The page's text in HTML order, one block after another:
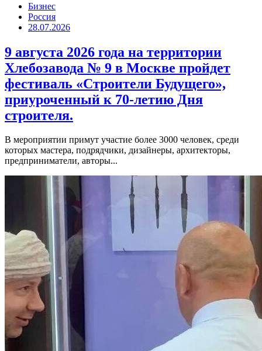
Бизнес
Россия
28.07.2026
9 августа 2026 года на территории
Хлебозавода № 9 в Москве пройдет
фестиваль «Строители Будущего»,
приуроченный к 70-летию Дня
строителя.
В мероприятии примут участие более 3000 человек, среди
которых мастера, подрядчики, дизайнеры, архитекторы,
предприниматели, авторы...